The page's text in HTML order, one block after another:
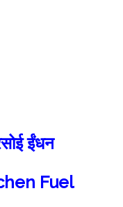
ईंधन
Fuel